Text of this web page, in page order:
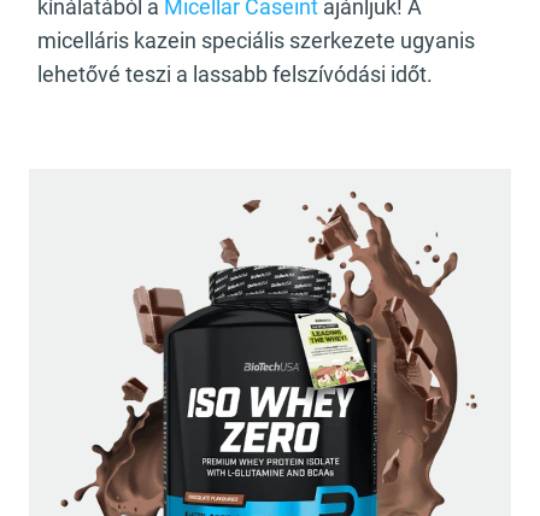
kínálatából a Micellar Caseint ajánljuk! A
micelláris kazein speciális szerkezete ugyanis
lehetővé teszi a lassabb felszívódási időt.